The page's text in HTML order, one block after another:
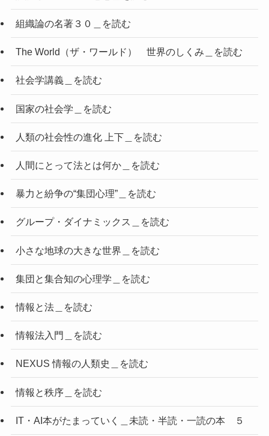
組織論の名著３０＿を読む
The World（ザ・ワールド） 世界のしくみ＿を読む
社会学講義＿を読む
国家の社会学＿を読む
人類の社会性の進化 上下＿を読む
人間にとって法とは何か＿を読む
暴力と紛争の“集団心理”＿を読む
グループ・ダイナミックス＿を読む
小さな地球の大きな世界＿を読む
集団と集合知の心理学＿を読む
情報と法＿を読む
情報法入門＿を読む
NEXUS 情報の人類史＿を読む
情報と秩序＿を読む
IT・AI本がたまっていく＿未読・半読・一読の本 ５